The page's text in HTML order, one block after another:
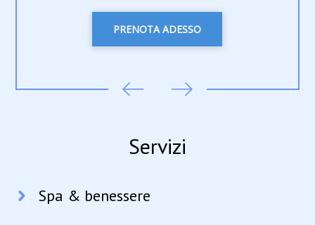
PRENOTA ADESSO
Servizi
Spa & benessere